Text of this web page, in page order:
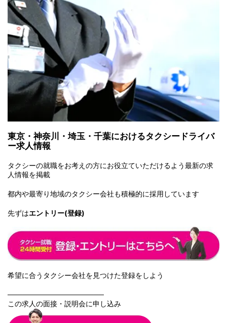
東京・神奈川・埼玉・千葉におけるタクシードライバ
ー求人情報
タクシーの就職をお考えの方にお役立ていただけるよう最新の求
人情報を掲載
都内や最寄り地域のタクシー会社も積極的に採用しています
先ずはエントリー(登録)
希望に合うタクシー会社を見つけた登録をしよう
───────────────────
この求人の面接・説明会に申し込み